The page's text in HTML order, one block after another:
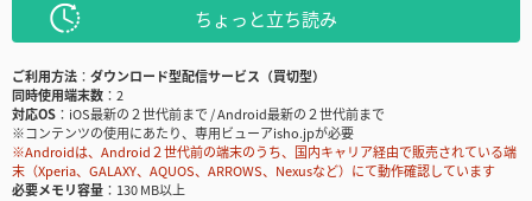
ちょっと立ち読み
ご利用方法
ダウンロード型配信サービス（買切型）
同時使用端末数
2
対応OS
iOS最新の２世代前まで / Android最新の２世代前まで
※コンテンツの使用にあたり、専用ビューアisho.jpが必要
※Androidは、Android２世代前の端末のうち、国内キャリア経由で販売されている端
末（Xperia、GALAXY、AQUOS、ARROWS、Nexusなど）にて動作確認しています
必要メモリ容量
130 MB以上